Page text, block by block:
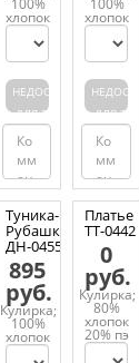
100%
хлопок
НЕДОСТУПЕН
ДЛЯ ЗАКАЗА
100%
хлопок
ДЛЯ
Туника-
Рубашка
ДН-0455
895
руб.
Кулирка;
100%
хлопок
Платье
ТТ-0442
0
руб.
Кулирка;
80%
хлопок
20% пэ